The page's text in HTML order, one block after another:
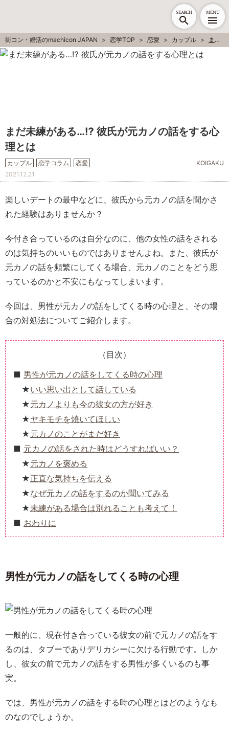
SEARCH MENU
街コン・婚活のmachicon JAPAN 恋学TOP 恋愛 カップル まだ未練がある…⁉ 彼氏が元カノの話をする心理とは
まだ未練がある…⁉ 彼氏が元カノの話をする心
理とは
カップル 恋学コラム 恋愛
KOIGAKU
2021.12.21
楽しいデートの最中などに、彼氏から元カノの話を聞かさ
れた経験はありませんか？
今付き合っているのは自分なのに、他の女性の話をされる
のは気持ちのいいものではありませんよね。また、彼氏が
元カノの話を頻繁にしてくる場合、元カノのことをどう思
っているのかと不安にもなってしまいます。
今回は、男性が元カノの話をしてくる時の心理と、その場
合の対処法についてご紹介します。
（目次）
男性が元カノの話をしてくる時の心理
いい思い出として話している
元カノよりも今の彼女の方が好き
ヤキモチを焼いてほしい
元カノのことがまだ好き
元カノの話をされた時はどうすればいい？
元カノを褒める
正直な気持ちを伝える
なぜ元カノの話をするのか聞いてみる
未練がある場合は別れることも考えて！
おわりに
男性が元カノの話をしてくる時の心理
一般的に、現在付き合っている彼女の前で元カノの話をす
るのは、タブーでありデリカシーに欠ける行動です。しか
し、彼女の前で元カノの話をする男性が多くいるのも事
実。
では、男性が元カノの話をする時の心理とはどのようなも
のなのでしょうか。